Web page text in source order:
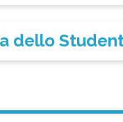
dello